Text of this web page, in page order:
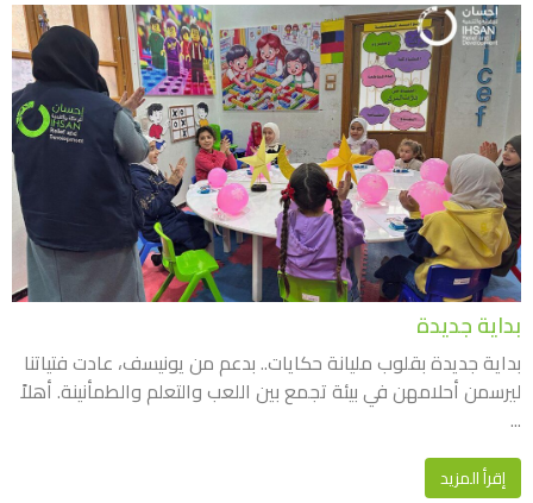
بداية جديدة
بداية جديدة بقلوب مليانة حكايات.. بدعم من يونيسف، عادت فتياتنا
ليرسمن أحلامهن في بيئة تجمع بين اللعب والتعلم والطمأنينة. ​أهلاً
...
إقرأ المزيد